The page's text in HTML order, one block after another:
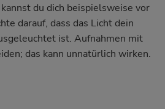
du dich beispielsweise vor
darauf, dass das Licht dein
ist. Aufnahmen mit
das kann unnatürlich wirken.